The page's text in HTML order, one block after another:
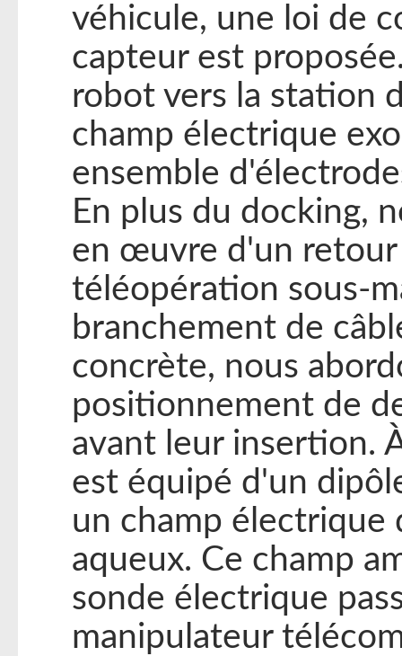
véhicule, une loi de
capteur est
robot vers la station
champ électrique
ensemble
En plus du docking,
en œuvre d'un retour
téléopération sous-
branchement de
concrète, nous
positionnement de
avant leur insertion.
est équipé d'un
un champ électrique
aqueux. Ce champ
sonde électrique
manipulateur